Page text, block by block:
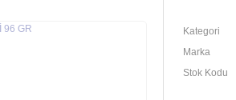
Kategori
Marka
Stok Kodu